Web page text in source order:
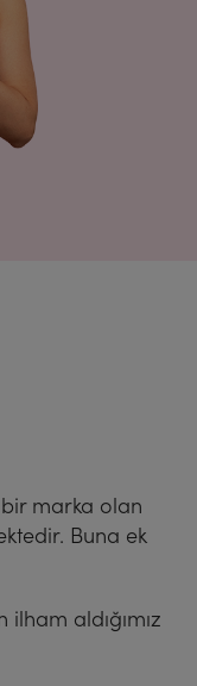
marka olan
Buna ek
aldığımız